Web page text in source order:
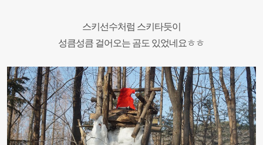
스키선수처럼 스키타듯이
성큼성큼 걸어오는 곰도 있었네요ㅎㅎ